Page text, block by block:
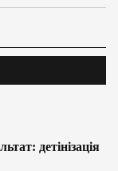
детінізація